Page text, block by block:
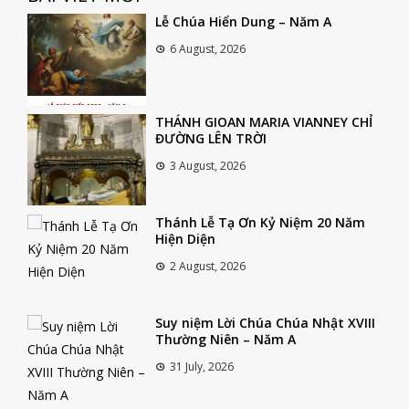
Lễ Chúa Hiển Dung – Năm A
6 August, 2026
THÁNH GIOAN MARIA VIANNEY CHỈ
ĐƯỜNG LÊN TRỜI
3 August, 2026
Thánh Lễ Tạ Ơn Kỷ Niệm 20 Năm
Hiện Diện
2 August, 2026
Suy niệm Lời Chúa Chúa Nhật XVIII
Thường Niên – Năm A
31 July, 2026